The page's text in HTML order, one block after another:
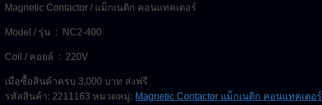
Magnetic Contactor / แม็กเนติก คอนแทคเตอร์
Model / รุ่น : NC2-400
Coil / คอยล์ : 220V
เมื่อซื้อสินค้าครบ 3,000 บาท ส่งฟรี
รหัสสินค้า: 2211163 หมวดหมู่: Magnetic Contactor แม็กเนติก คอนแทคเตอร์